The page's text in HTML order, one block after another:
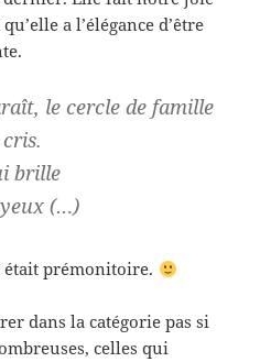
a l’élégance d’être
le cercle de famille
brille
(…)
prémonitoire.
dans la catégorie pas si
celles qui